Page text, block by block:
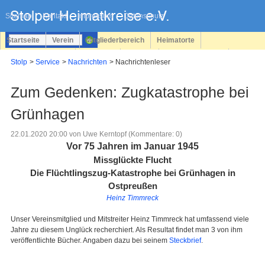
Sitemap Kontakt Impressum Datenschutz
überspringen
Startseite Verein Mitgliederbereich Heimatorte
Stolp Service Nachrichten Nachrichtenleser
Zum Gedenken: Zugkatastrophe bei
Grünhagen
22.01.2020 20:00 von Uwe Kerntopf (Kommentare: 0)
Vor 75 Jahren im Januar 1945
Missglückte Flucht
Die Flüchtlingszug-Katastrophe bei Grünhagen in
Ostpreußen
Heinz Timmreck
Unser Vereinsmitglied und Mitstreiter Heinz Timmreck hat umfassend viele
Jahre zu diesem Unglück recherchiert. Als Resultat findet man 3 von ihm
veröffentlichte Bücher. Angaben dazu bei seinem Steckbrief.